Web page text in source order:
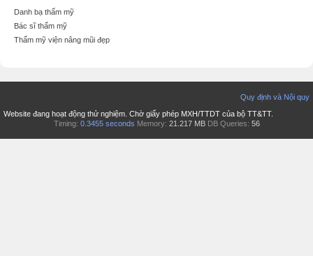
Danh bạ thẩm mỹ
Bác sĩ thẩm mỹ
Thẩm mỹ viện nâng mũi đẹp
Quy định và Nội quy
Website đang hoạt động thử nghiệm. Chờ giấy phép MXH/TTDT của bộ TT&TT.
Timing: 0.3455 seconds Memory: 21.217 MB DB Queries: 56